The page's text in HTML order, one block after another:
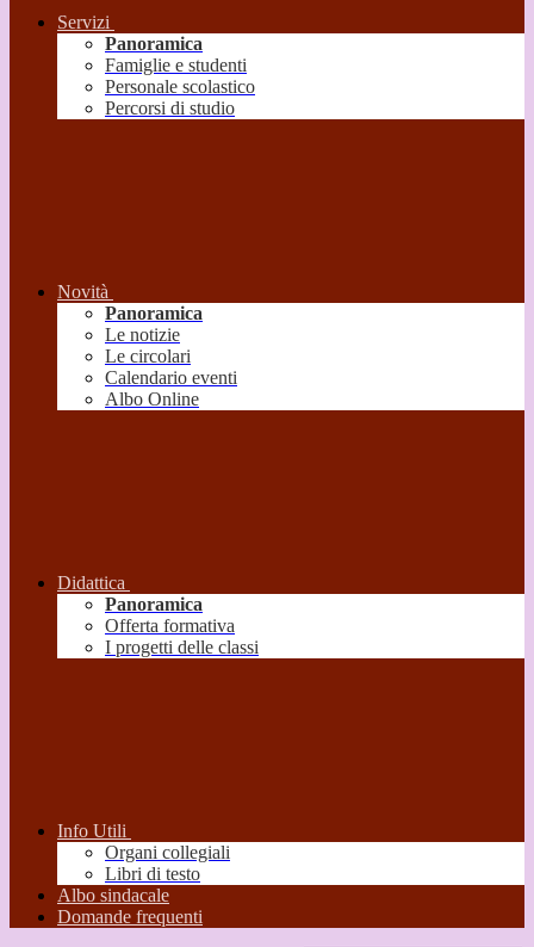
Servizi
Panoramica
Famiglie e studenti
Personale scolastico
Percorsi di studio
Novità
Panoramica
Le notizie
Le circolari
Calendario eventi
Albo Online
Didattica
Panoramica
Offerta formativa
I progetti delle classi
Info Utili
Organi collegiali
Libri di testo
Albo sindacale
Domande frequenti